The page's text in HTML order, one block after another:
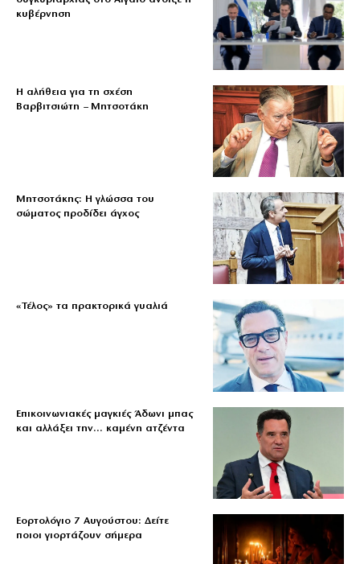
κυβέρνηση
Η αλήθεια για τη σχέση
Βαρβιτσιώτη – Μητσοτάκη
Μητσοτάκης: Η γλώσσα του
σώματος προδίδει άγχος
«Τέλος» τα πρακτορικά γυαλιά
Επικοινωνιακές μαγκιές Άδωνι μπας
και αλλάξει την… καμένη ατζέντα
Εορτολόγιο 7 Αυγούστου: Δείτε
ποιοι γιορτάζουν σήμερα